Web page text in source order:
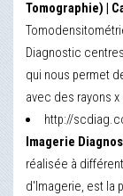
Tomographie) |
Diagnostic
qui nous permet
avec des rayons
http://
Imagerie
réalisée à
d'Imagerie, est la